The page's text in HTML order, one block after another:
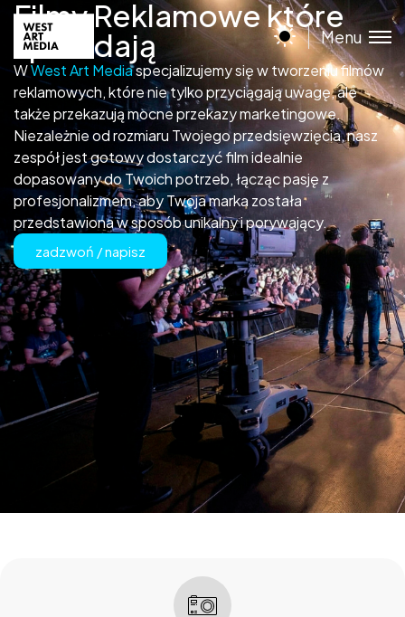
Menu
Filmy Reklamowe które
sprzedają
WWest Art Mediaspecjalizujemy się w tworzeniu filmów
reklamowych, które nie tylko przyciągają uwagę, ale
także przekazują mocne przekazy marketingowe.
Niezależnie od rozmiaru Twojego przedsięwzięcia, nasz
zespół jest gotowy dostarczyć film idealnie
dopasowany do Twoich potrzeb, łącząc pasję z
profesjonalizmem, aby Twoja marka została
przedstawiona w sposób unikalny i porywający.
zadzwoń / napisz